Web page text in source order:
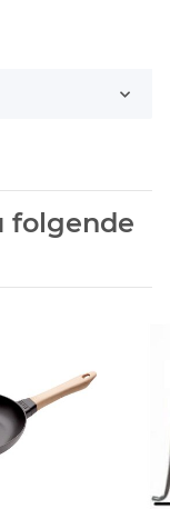
folgende